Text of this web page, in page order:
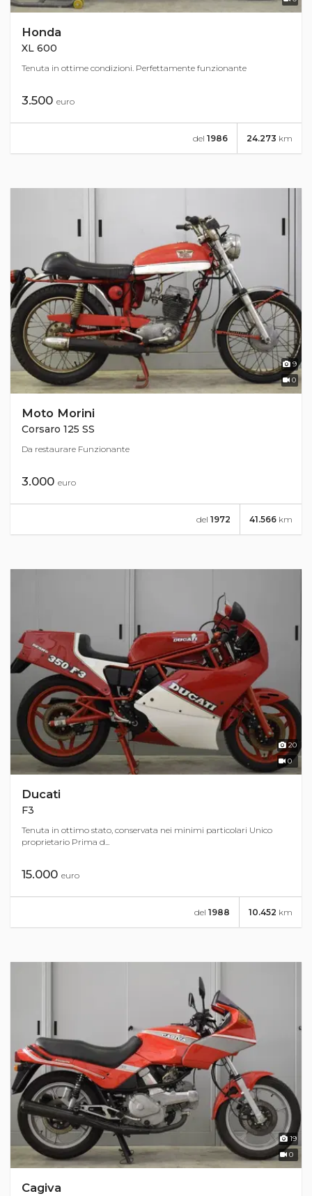
Honda
XL 600
Tenuta in ottime condizioni. Perfettamente funzionante
3.500 euro
24.273 km
del 1986
9
0
Moto Morini
Corsaro 125 SS
Da restaurare Funzionante
3.000 euro
41.566 km
del 1972
20
0
Ducati
F3
Tenuta in ottimo stato, conservata nei minimi particolari Unico
proprietario Prima d...
15.000 euro
10.452 km
del 1988
19
0
Cagiva